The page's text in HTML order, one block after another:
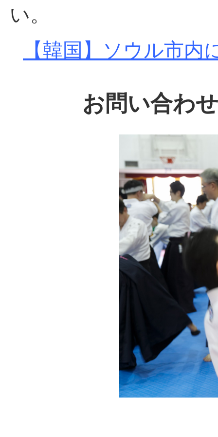
い。
【韓国】ソウル市
お問い合わ